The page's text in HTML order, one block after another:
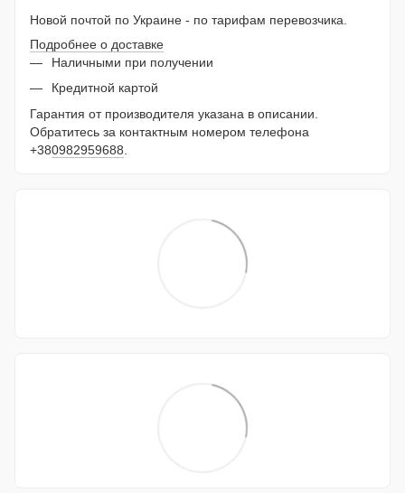
Новой почтой по Украине - по тарифам перевозчика.
Подробнее о доставке
Наличными при получении
Кредитной картой
Гарантия от производителя указана в описании.
Обратитесь за контактным номером телефона
+380982959688